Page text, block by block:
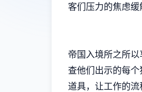
客们压力的焦虑缓
帝国入境所之所
查他们出示的每
道具，让工作的